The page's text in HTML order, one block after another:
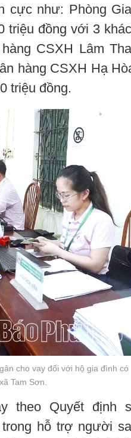
cực như: Phòng
triệu đồng với 3
CSXH Lâm
hàng CSXH Hạ
triệu đồng.
cho vay đối với hộ gia đình có
Tam Sơn.
theo Quyết định
hỗ trợ người